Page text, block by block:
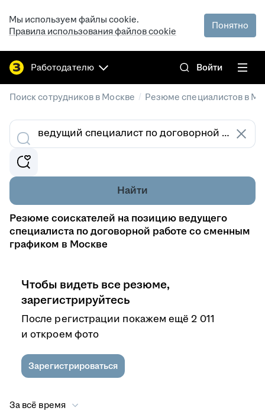
Мы используем файлы cookie.
Правила использования файлов cookie
Понятно
Работодателю Войти
Поиск сотрудников в Москве / Резюме специалистов в
Найти
Резюме соискателей на позицию ведущего
специалиста по договорной работе со сменным
графиком в Москве
Чтобы видеть все резюме,
зарегистрируйтесь
После регистрации покажем ещё 2 011
и откроем фото
Зарегистрироваться
За всё время